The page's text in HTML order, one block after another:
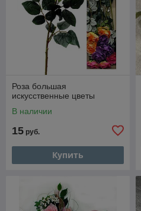
Роза большая
искусственные цветы
В наличии
15 руб.
Купить